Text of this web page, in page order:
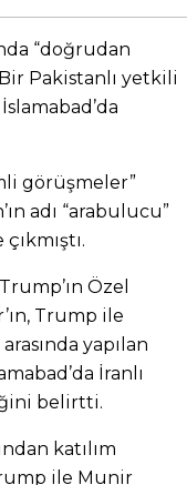
“doğrudan
Bir Pakistanlı yetkili
görüşmeler”
adı “arabulucu”
Özel
Trump ile
yapılan
İranlı
belirtti.
katılım
ile Munir